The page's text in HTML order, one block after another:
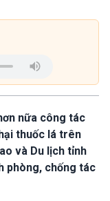
nữa công tác
thuốc lá trên
và Du lịch tỉnh
phòng, chống tác